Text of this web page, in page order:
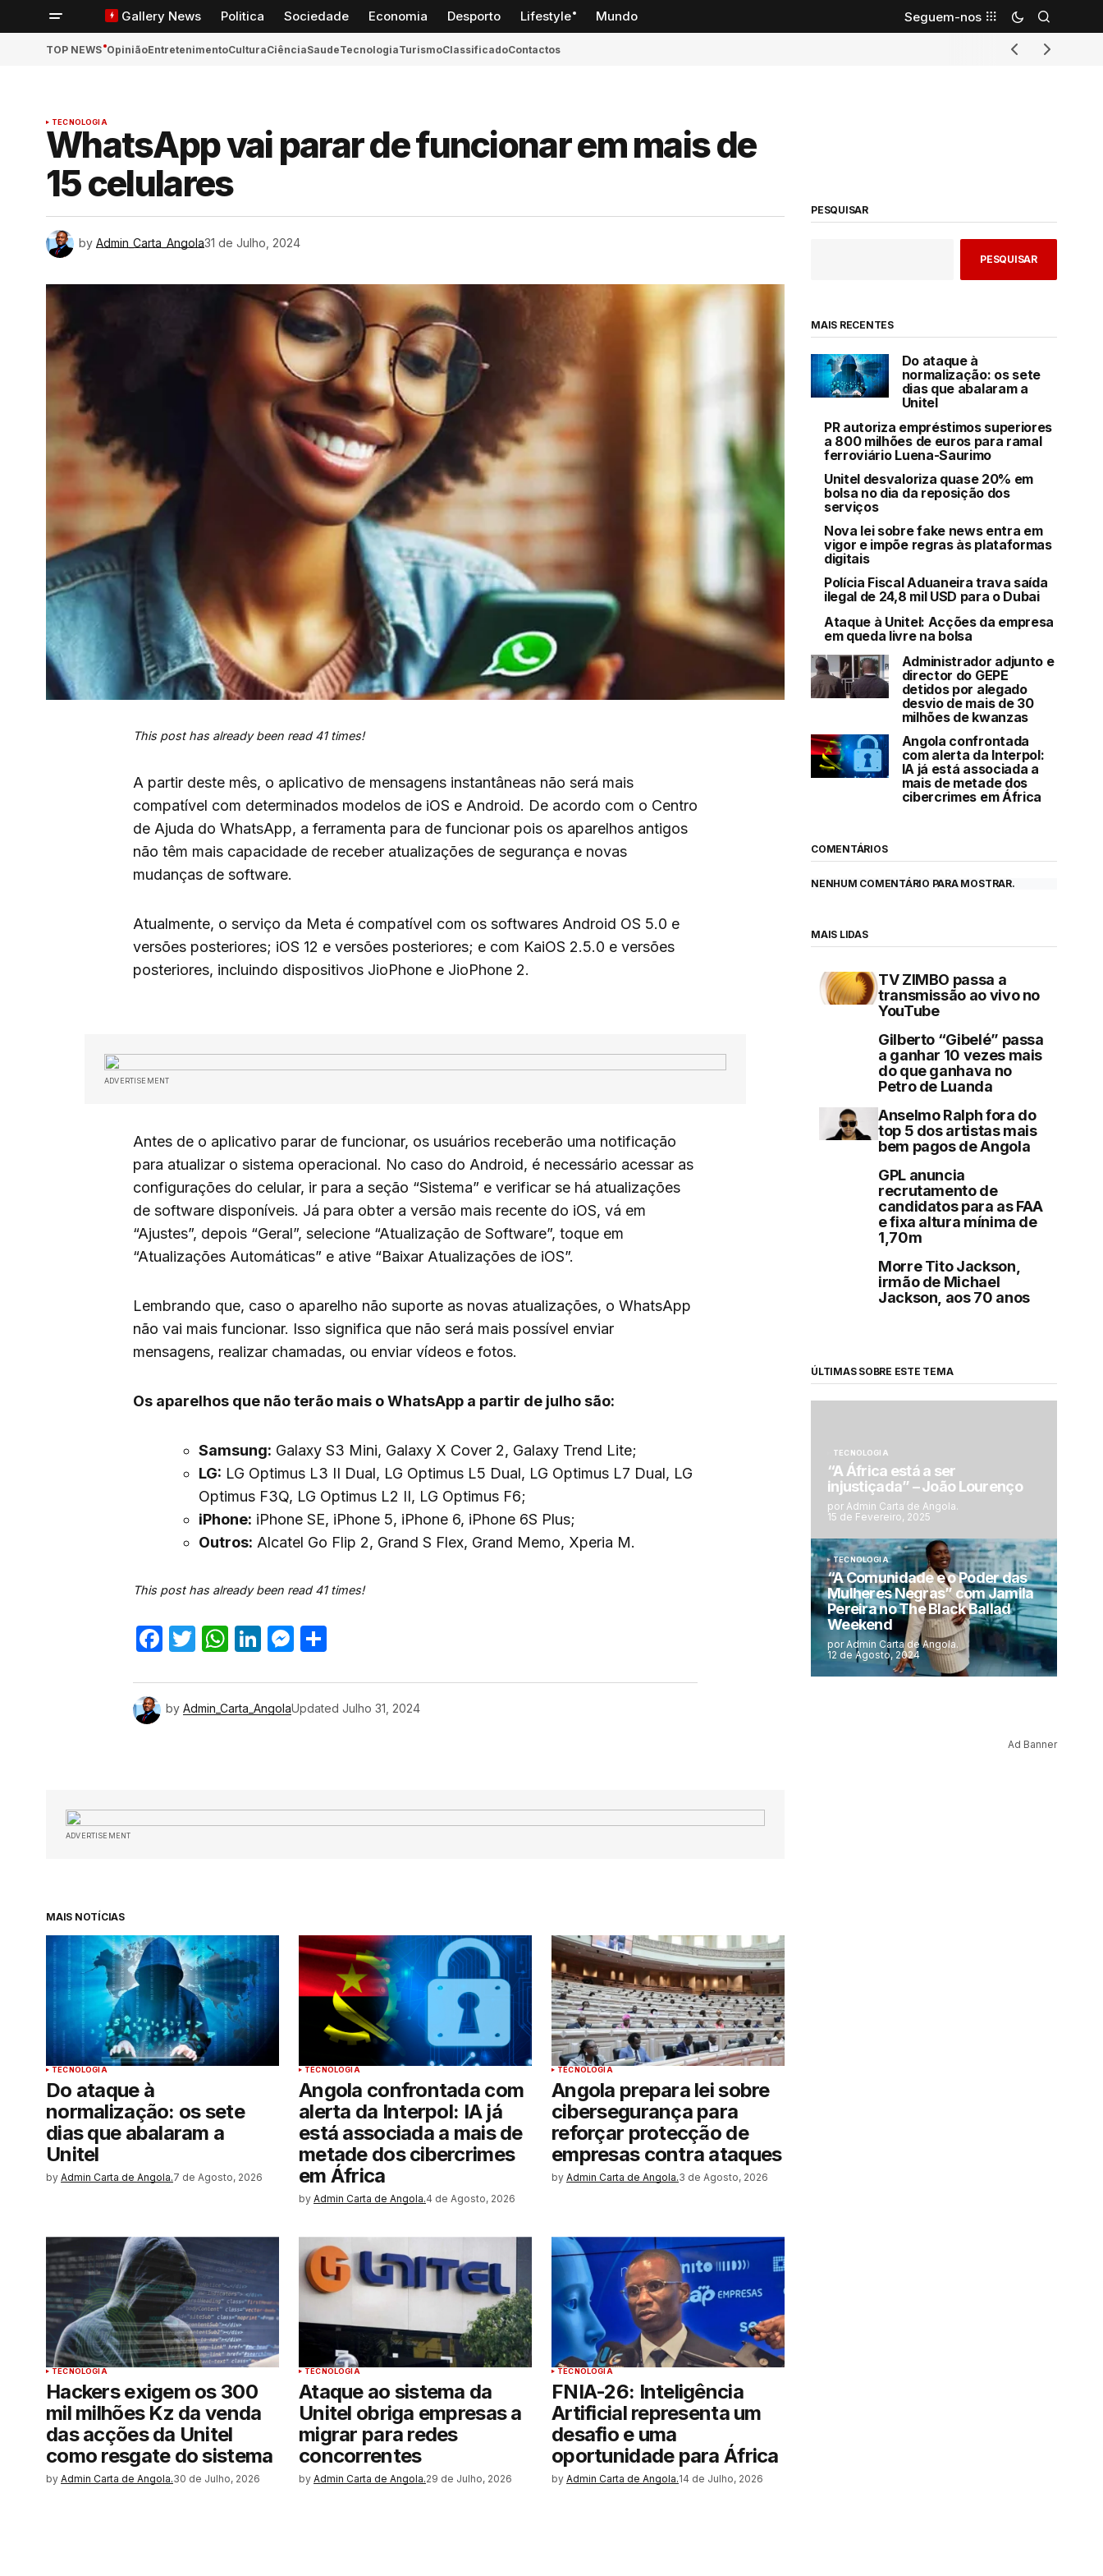
Gallery News Politica Sociedade Economia Desporto Lifestyle Mundo Seguem-nos
TOP NEWS OpiniãoEntretenimentoCulturaCiênciaSaudeTecnologiaTurismoClassificadoContactos
TECNOLOGIA
WhatsApp vai parar de funcionar em mais de
15 celulares
by Admin_Carta_Angola31 de Julho, 2024
This post has already been read 41 times!
A partir deste mês, o aplicativo de mensagens instantâneas não será mais
compatível com determinados modelos de iOS e Android. De acordo com o Centro
de Ajuda do WhatsApp, a ferramenta para de funcionar pois os aparelhos antigos
não têm mais capacidade de receber atualizações de segurança e novas
mudanças de software.
Atualmente, o serviço da Meta é compatível com os softwares Android OS 5.0 e
versões posteriores; iOS 12 e versões posteriores; e com KaiOS 2.5.0 e versões
posteriores, incluindo dispositivos JioPhone e JioPhone 2.
ADVERTISEMENT
Antes de o aplicativo parar de funcionar, os usuários receberão uma notificação
para atualizar o sistema operacional. No caso do Android, é necessário acessar as
configurações do celular, ir para a seção “Sistema” e verificar se há atualizações
de software disponíveis. Já para obter a versão mais recente do iOS, vá em
“Ajustes”, depois “Geral”, selecione “Atualização de Software”, toque em
“Atualizações Automáticas” e ative “Baixar Atualizações de iOS”.
Lembrando que, caso o aparelho não suporte as novas atualizações, o WhatsApp
não vai mais funcionar. Isso significa que não será mais possível enviar
mensagens, realizar chamadas, ou enviar vídeos e fotos.
Os aparelhos que não terão mais o WhatsApp a partir de julho são:
Samsung: Galaxy S3 Mini, Galaxy X Cover 2, Galaxy Trend Lite;
LG: LG Optimus L3 II Dual, LG Optimus L5 Dual, LG Optimus L7 Dual, LG
Optimus F3Q, LG Optimus L2 II, LG Optimus F6;
iPhone: iPhone SE, iPhone 5, iPhone 6, iPhone 6S Plus;
Outros: Alcatel Go Flip 2, Grand S Flex, Grand Memo, Xperia M.
This post has already been read 41 times!
Facebook
Twitter
WhatsApp
LinkedIn
Messenger
by Admin_Carta_AngolaUpdated Julho 31, 2024
ADVERTISEMENT
MAIS NOTÍCIAS
TECNOLOGIA
Do ataque à
normalização: os sete
dias que abalaram a
Unitel
by Admin Carta de Angola.7 de Agosto, 2026
TECNOLOGIA
Angola confrontada com
alerta da Interpol: IA já
está associada a mais de
metade dos cibercrimes
em África
by Admin Carta de Angola.4 de Agosto, 2026
TECNOLOGIA
Angola prepara lei sobre
cibersegurança para
reforçar protecção de
empresas contra ataques
by Admin Carta de Angola.3 de Agosto, 2026
TECNOLOGIA
Hackers exigem os 300
mil milhões Kz da venda
das acções da Unitel
como resgate do sistema
by Admin Carta de Angola.30 de Julho, 2026
TECNOLOGIA
Ataque ao sistema da
Unitel obriga empresas a
migrar para redes
concorrentes
by Admin Carta de Angola.29 de Julho, 2026
TECNOLOGIA
FNIA-26: Inteligência
Artificial representa um
desafio e uma
oportunidade para África
by Admin Carta de Angola.14 de Julho, 2026
PESQUISAR
PESQUISAR
MAIS RECENTES
Do ataque à
normalização: os sete
dias que abalaram a
Unitel
PR autoriza empréstimos superiores
a 800 milhões de euros para ramal
ferroviário Luena-Saurimo
Unitel desvaloriza quase 20% em
bolsa no dia da reposição dos
serviços
Nova lei sobre fake news entra em
vigor e impõe regras às plataformas
digitais
Polícia Fiscal Aduaneira trava saída
ilegal de 24,8 mil USD para o Dubai
Ataque à Unitel: Acções da empresa
em queda livre na bolsa
Administrador adjunto e
director do GEPE
detidos por alegado
desvio de mais de 30
milhões de kwanzas
Angola confrontada
com alerta da Interpol:
IA já está associada a
mais de metade dos
cibercrimes em África
COMENTÁRIOS
NENHUM COMENTÁRIO PARA MOSTRAR.
MAIS LIDAS
TV ZIMBO passa a
transmissão ao vivo no
YouTube
Gilberto “Gibelé” passa
a ganhar 10 vezes mais
do que ganhava no
Petro de Luanda
Anselmo Ralph fora do
top 5 dos artistas mais
bem pagos de Angola
GPL anuncia
recrutamento de
candidatos para as FAA
e fixa altura mínima de
1,70m
Morre Tito Jackson,
irmão de Michael
Jackson, aos 70 anos
ÚLTIMAS SOBRE ESTE TEMA
TECNOLOGIA
“A África está a ser
injustiçada” – João Lourenço
por Admin Carta de Angola.
15 de Fevereiro, 2025
TECNOLOGIA
“A Comunidade e o Poder das
Mulheres Negras” com Jamila
Pereira no The Black Ballad
Weekend
por Admin Carta de Angola.
12 de Agosto, 2024
Ad Banner